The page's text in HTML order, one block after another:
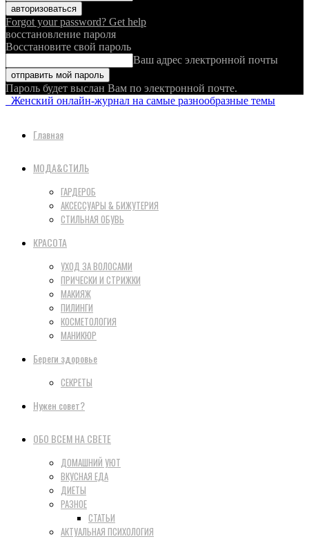
Forgot your password? Get help
восстановление пароля
Восстановите свой пароль
Ваш адрес электронной почты
Пароль будет выслан Вам по электронной почте.
Женский онлайн-журнал на самые разнообразные темы
Главная
МОДА&СТИЛЬ
ГАРДЕРОБ
АКСЕССУАРЫ & БИЖУТЕРИЯ
СТИЛЬНАЯ ОБУВЬ
КРАСОТА
УХОД ЗА ВОЛОСАМИ
ПРИЧЕСКИ И СТРИЖКИ
МАКИЯЖ
ПИЛИНГИ
КОСМЕТОЛОГИЯ
МАНИКЮР
Береги здоровье
СЕКРЕТЫ
Нужен совет?
ОБО ВСЕМ НА СВЕТЕ
ДОМАШНИЙ УЮТ
ВКУСНАЯ ЕДА
ДИЕТЫ
РАЗНОЕ
СТАТЬИ
АКТУАЛЬНАЯ ПСИХОЛОГИЯ